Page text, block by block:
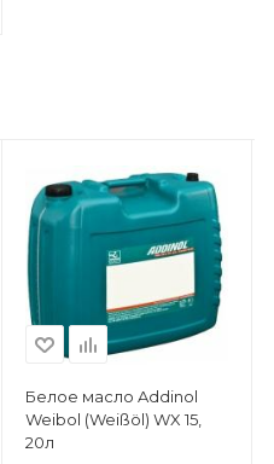
Белое масло Addinol
Weibol (Weißöl) WX 15,
20л